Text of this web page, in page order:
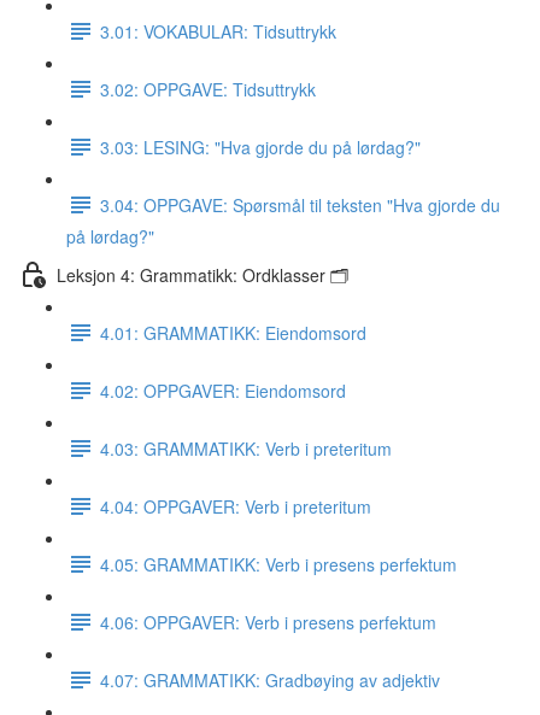
3.01: VOKABULAR: Tidsuttrykk
3.02: OPPGAVE: Tidsuttrykk
3.03: LESING: "Hva gjorde du på lørdag?"
3.04: OPPGAVE: Spørsmål til teksten "Hva gjorde du
på lørdag?"
Leksjon 4: Grammatikk: Ordklasser 🗂
4.01: GRAMMATIKK: Eiendomsord
4.02: OPPGAVER: Eiendomsord
4.03: GRAMMATIKK: Verb i preteritum
4.04: OPPGAVER: Verb i preteritum
4.05: GRAMMATIKK: Verb i presens perfektum
4.06: OPPGAVER: Verb i presens perfektum
4.07: GRAMMATIKK: Gradbøying av adjektiv